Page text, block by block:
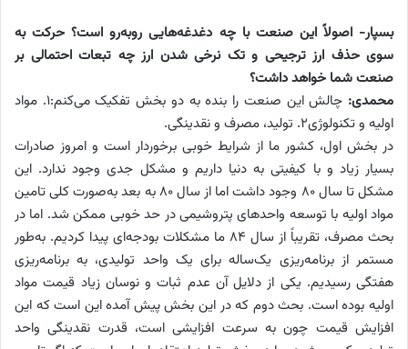
بسپار- اصولاً این صنعت با چه دغدغه‌هایی روبه‌رو است؟ حرکت به
سوی حذف ارز ترجیحی و تک نرخی شدن ارز چه تبعات احتمالی بر
صنعت شما خواهد داشت؟
محمدی:
چالش این صنعت را بنده به دو بخش تفکیک می‌کنم:۱. مواد
اولیه و تکنولوژی۲. تولید، مصرف و نقدینگی.
در بخش اول، کشور ما از شرایط خوبی برخوردار است و امروز صادرات
بسیار زیاد و با کیفیتی به دنیا داریم و مشکل جدی وجود ندارد. این
مشکل تا سال ۸۰ وجود داشت اما از سال ۸۰ به بعد به‌صورت کلی تامین
مواد اولیه با توسعه واحدهای پتروشیمی در حد خوبی ممکن شد. اما در
بحث مصرف، تقریباً از سال ۸۴ ما مشکلات بودجه‌ای پیدا کردیم. به‌طور
مستمر از برنامه‌ریزی یک‌ساله برای یک واحد تولیدی، به برنامه‌ریزی
هفتگی رسیدیم. یکی از دلایل آن عدم ثبات و نوسان زیاد قیمت مواد
اولیه بوده است. بحث دوم که در این بخش پیش آمده این است که این
افزایش قیمت چون به سرعت افزایشی است، قدرت نقدینگی واحد